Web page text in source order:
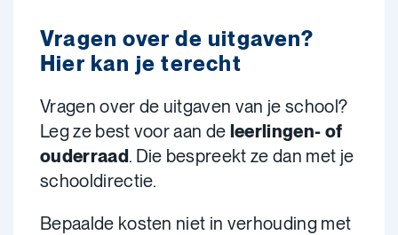
Vragen over de uitgaven?
Hier kan je terecht
Vragen over de uitgaven van je school?
Leg ze best voor aan de leerlingen- of
ouderraad. Die bespreekt ze dan met je
schooldirectie.
Bepaalde kosten niet in verhouding met